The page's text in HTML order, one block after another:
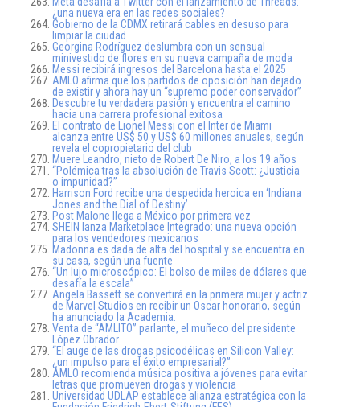
¿una nueva era en las redes sociales?
Gobierno de la CDMX retirará cables en desuso para
limpiar la ciudad
Georgina Rodríguez deslumbra con un sensual
minivestido de flores en su nueva campaña de moda
Messi recibirá ingresos del Barcelona hasta el 2025
AMLO afirma que los partidos de oposición han dejado
de existir y ahora hay un “supremo poder conservador”
Descubre tu verdadera pasión y encuentra el camino
hacia una carrera profesional exitosa
El contrato de Lionel Messi con el Inter de Miami
alcanza entre US$ 50 y US$ 60 millones anuales, según
revela el copropietario del club
Muere Leandro, nieto de Robert De Niro, a los 19 años
“Polémica tras la absolución de Travis Scott: ¿Justicia
o impunidad?”
Harrison Ford recibe una despedida heroica en ‘Indiana
Jones and the Dial of Destiny’
Post Malone llega a México por primera vez
SHEIN lanza Marketplace Integrado: una nueva opción
para los vendedores mexicanos
Madonna es dada de alta del hospital y se encuentra en
su casa, según una fuente
“Un lujo microscópico: El bolso de miles de dólares que
desafía la escala”
Angela Bassett se convertirá en la primera mujer y actriz
de Marvel Studios en recibir un Oscar honorario, según
ha anunciado la Academia.
Venta de “AMLITO” parlante, el muñeco del presidente
López Obrador
“El auge de las drogas psicodélicas en Silicon Valley:
¿un impulso para el éxito empresarial?”
AMLO recomienda música positiva a jóvenes para evitar
letras que promueven drogas y violencia
Universidad UDLAP establece alianza estratégica con la